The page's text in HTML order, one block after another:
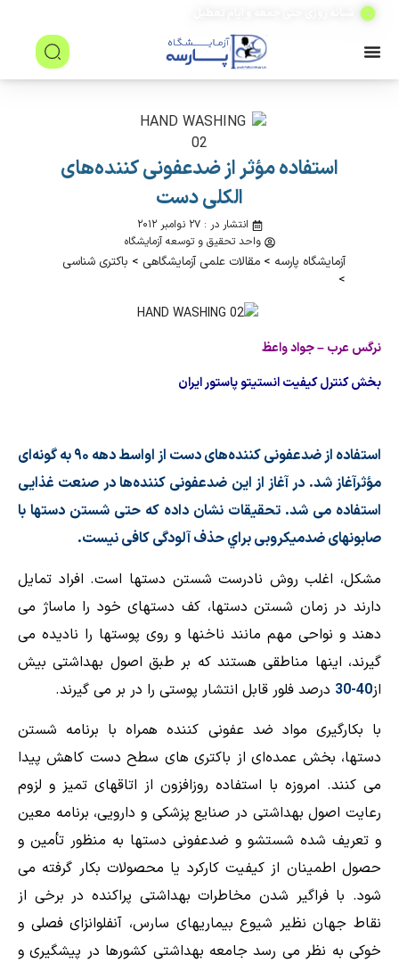
استفاده مؤثر از ضدعفونی كننده‌های
الكلی دست
انتشار در : ۲۷ نوامبر ۲۰۱۲
واحد تحقیق و توسعه آزمایشگاه
آزمایشگاه پارسه > مقالات علمی آزمایشگاهی > باکتری شناسی
>
نرگس عرب – جواد واعظ
بخش كنترل كيفيت انستيتو پاستور ايران
استفاده از ضدعفونی كننده‌های دست از اواسط دهه ۹۰ به‌ گونه‌ای
مؤثرآغاز شد. در آغاز از اين ضد‌عفونی كننده‌ها در صنعت غذايی
استفاده می شد. تحقيقات نشان داده كه حتی شستن دستها با
صابونهای ضد‌ميكروبی براي حذف آلودگی كافی نيست.
مشكل، اغلب روش نادرست شستن دستها است. افراد تمايل
دارند در زمان شستن دستها، كف دستهای خود را ماساژ می
دهند و نواحی مهم مانند ناخنها و روی پوستها را ناديده می
گيرند، اينها مناطقی هستند كه بر طبق اصول بهداشتی بيش
از40-30
درصد فلور قابل ‌انتشار پوستی را در بر می گيرند.
با بكارگيری مواد ضد عفونی كننده همراه با برنامه شستن
دستها، بخش عمده‌ای از باكتری های سطح دست كاهش پيدا
می كنند. امروزه با استفاده روزافزون از اتاقهای تميز و لزوم
رعايت اصول بهداشتی در صنايع پزشكی و دارويی، برنامه معين
و تعريف‌ شده شستشو و ضدعفونی دستها به منظور تأمين و
حصول اطمينان از كيفيت كاركرد يا محصولات بكار گرفته می
شود. با فراگير شدن مخاطرات بهداشتی پراكنده در برخی از
نقاط جهان نظير شيوع بيماريهای سارس، آنفلوانزای فصلی و
خوكی به نظر می رسد جامعه بهداشتی كشورها در پيشگيری و